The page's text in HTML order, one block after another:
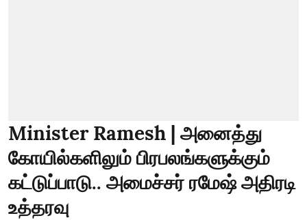
Minister Ramesh | அனைத்து
கோயில்களிலும் பிரபலங்களுக்கும்
கட்டுப்பாடு.. அமைச்சர் ரமேஷ் அதிரடி
உத்தரவு